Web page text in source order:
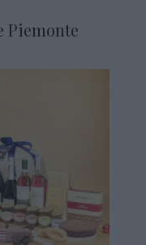
Piemonte